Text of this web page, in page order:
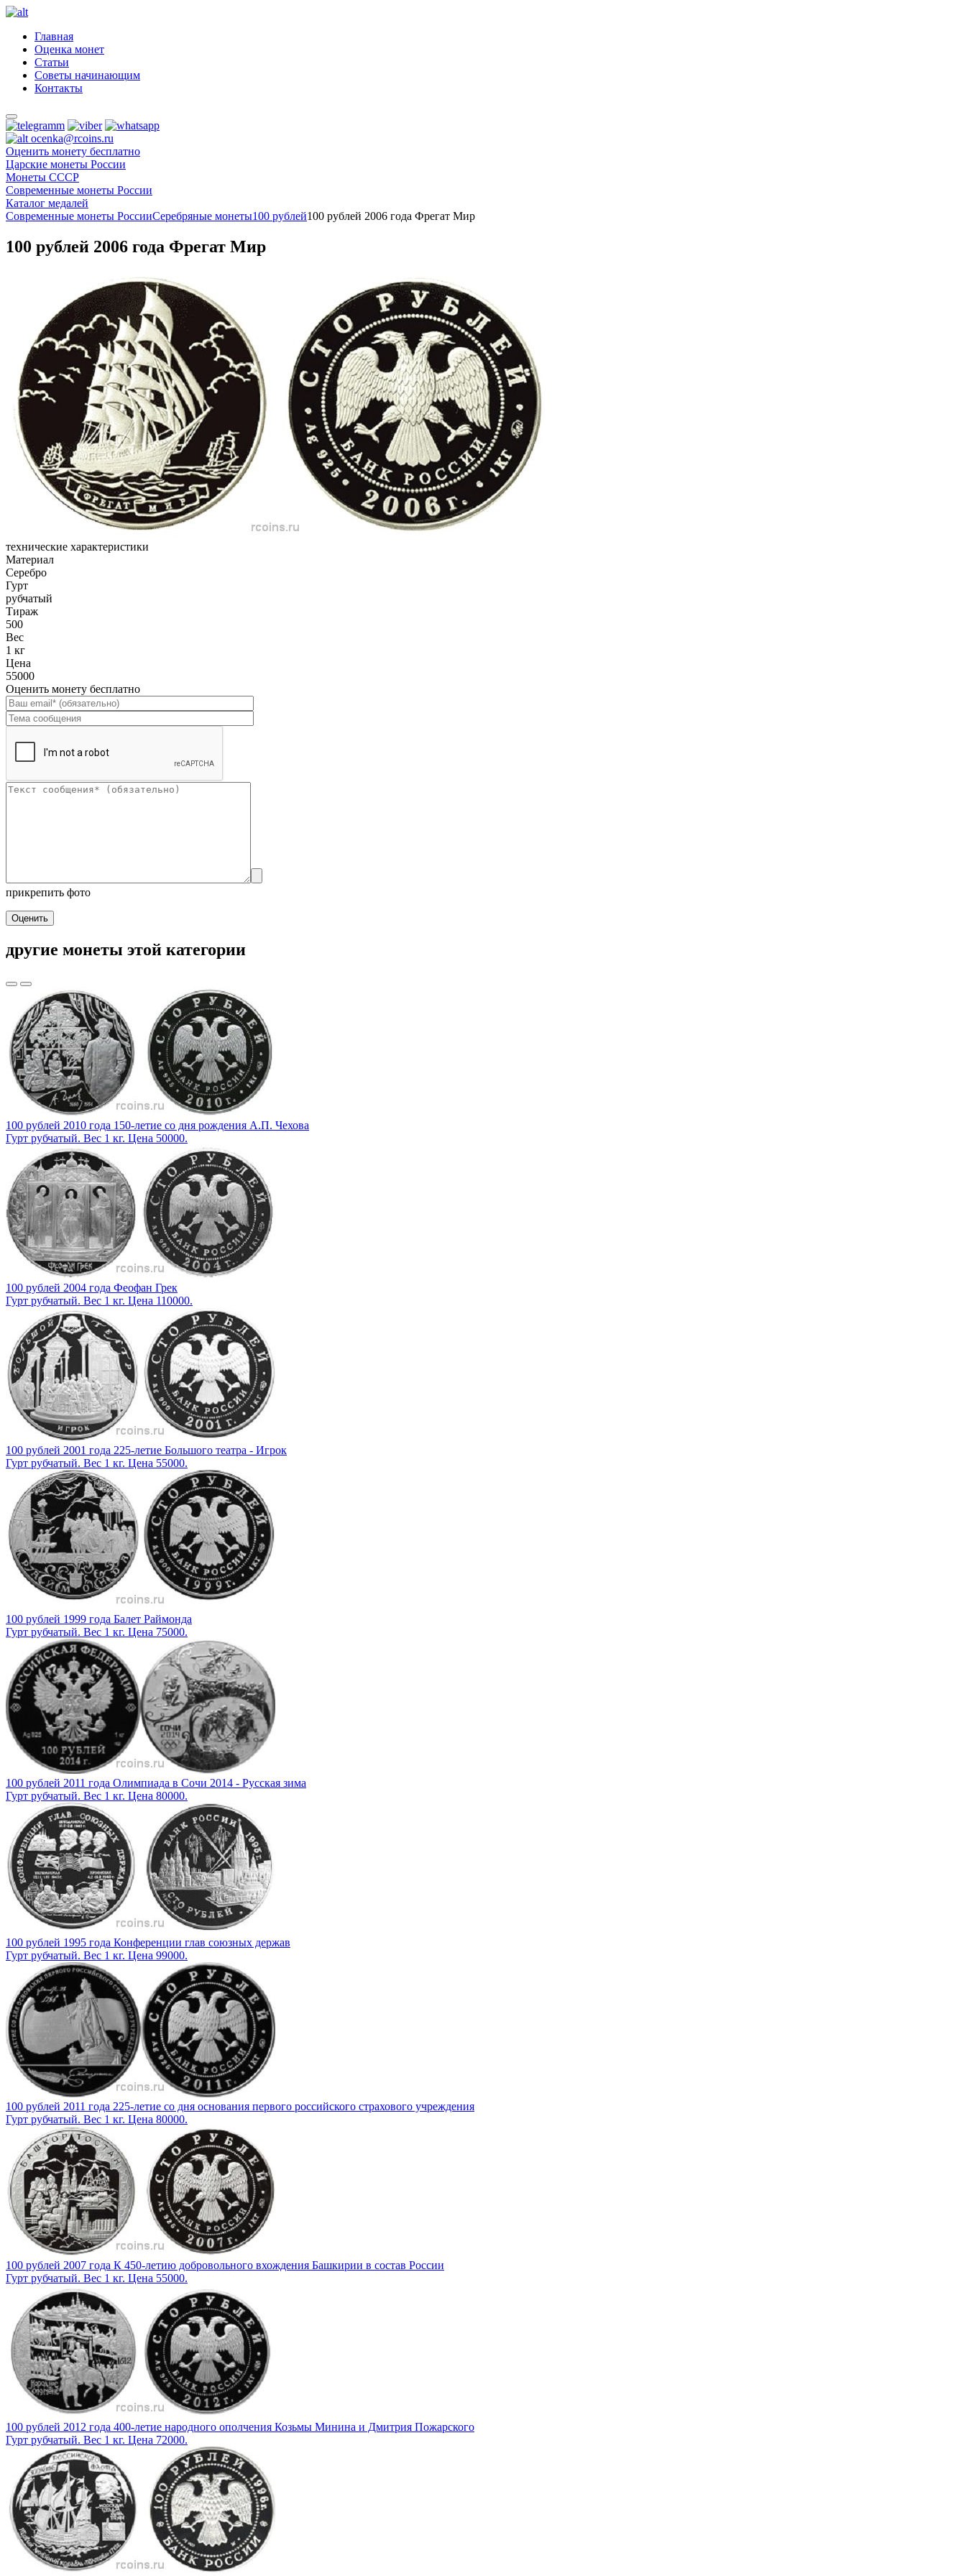
Главная
Оценка монет
Статьи
Советы начинающим
Контакты
ocenka@rcoins.ru
Оценить монету бесплатно
Царские монеты России
Монеты СССР
Современные монеты России
Каталог медалей
Современные монеты РоссииСеребряные монеты100 рублей100 рублей 2006 года Фрегат Мир
100 рублей 2006 года Фрегат Мир
технические характеристики
Материал
Серебро
Гурт
рубчатый
Тираж
500
Вес
1 кг
Цена
55000
Оценить монету бесплатно
прикрепить фото
Оценить
другие монеты этой категории
100 рублей 2010 года 150-летие со дня рождения А.П. Чехова
Гурт рубчатый. Вес 1 кг. Цена 50000.
100 рублей 2004 года Феофан Грек
Гурт рубчатый. Вес 1 кг. Цена 110000.
100 рублей 2001 года 225-летие Большого театра - Игрок
Гурт рубчатый. Вес 1 кг. Цена 55000.
100 рублей 1999 года Балет Раймонда
Гурт рубчатый. Вес 1 кг. Цена 75000.
100 рублей 2011 года Олимпиада в Сочи 2014 - Русская зима
Гурт рубчатый. Вес 1 кг. Цена 80000.
100 рублей 1995 года Конференции глав союзных держав
Гурт рубчатый. Вес 1 кг. Цена 99000.
100 рублей 2011 года 225-летие со дня основания первого российского страхового учреждения
Гурт рубчатый. Вес 1 кг. Цена 80000.
100 рублей 2007 года К 450-летию добровольного вхождения Башкирии в состав России
Гурт рубчатый. Вес 1 кг. Цена 55000.
100 рублей 2012 года 400-летие народного ополчения Козьмы Минина и Дмитрия Пожарского
Гурт рубчатый. Вес 1 кг. Цена 72000.